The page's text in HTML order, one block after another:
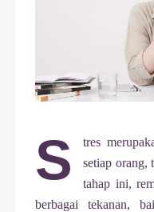
S
tres
setiap orang,
tahap ini,
berbagai tekanan,